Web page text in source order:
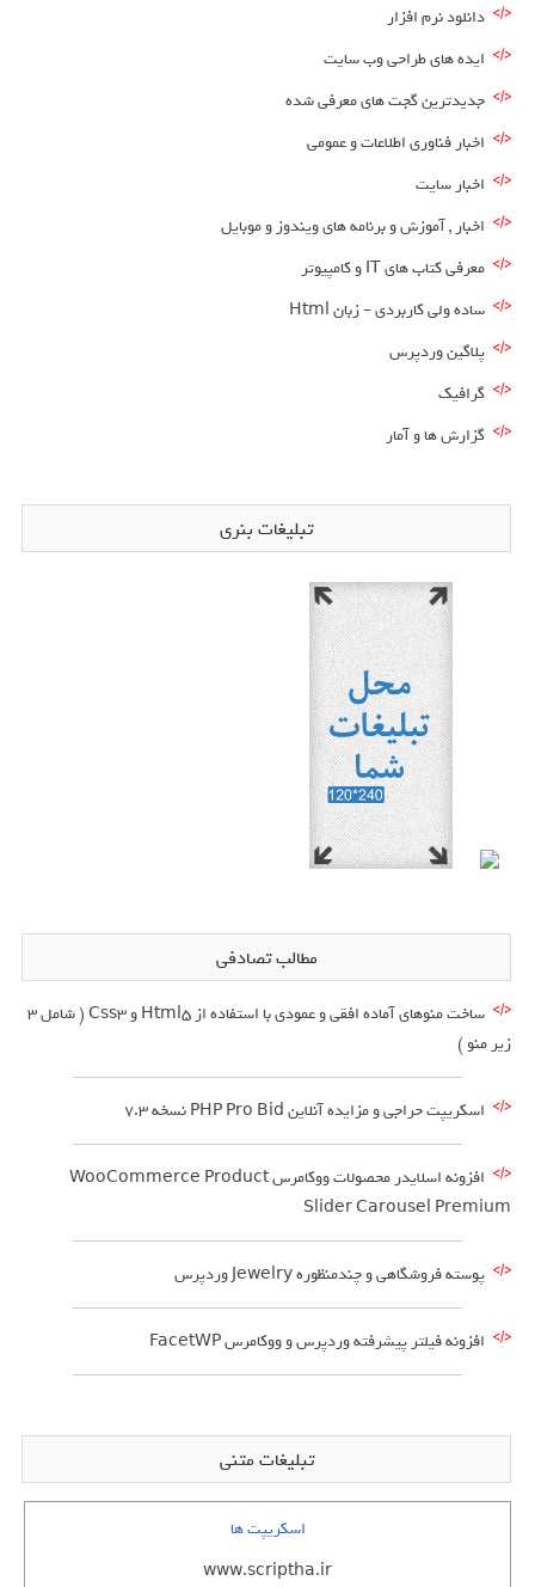
دانلود نرم افزار
ایده های طراحی وب سایت
جدیدترین گجت های معرفی شده
اخبار فناوری اطلاعات و عمومی
اخبار سایت
اخبار , آموزش و برنامه های ویندوز و موبایل
معرفی کتاب های IT و کامپیوتر
ساده ولی کاربردی – زبان Html
پلاگین وردپرس
گرافیک
گزارش ها و آمار
تبلیغات بنری
مطالب تصادفی
ساخت منوهای آماده افقی و عمودی با استفاده از Html5 و Css3 ( شامل 3
زیر منو )
اسکریپت حراجی و مزایده آنلاین PHP Pro Bid نسخه 7.3
افزونه اسلایدر محصولات ووکامرس WooCommerce Product
Slider Carousel Premium
پوسته فروشگاهی و چندمنظوره Jewelry وردپرس
افزونه فیلتر پیشرفته وردپرس و ووکامرس FacetWP
تبلیغات متنی
اسکریپت ها
www.scriptha.ir